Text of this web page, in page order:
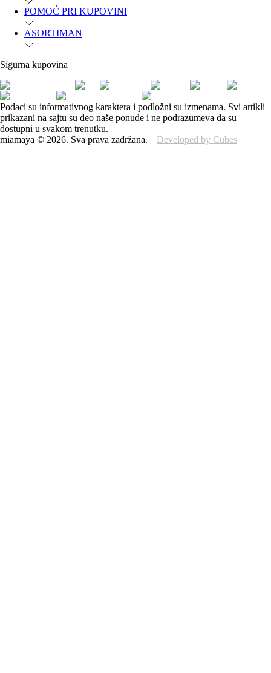
POMOĆ PRI KUPOVINI
ASORTIMAN
Sigurna kupovina
Podaci su informativnog karaktera i podložni su izmenama. Svi artikli
prikazani na sajtu su deo naše ponude i ne podrazumeva da su
dostupni u svakom trenutku.
miamaya © 2026. Sva prava zadržana. Developed by Cubes